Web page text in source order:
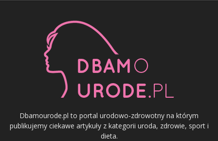
Dbamourode.pl to portal urodowo-zdrowotny na którym
publikujemy ciekawe artykuły z kategorii uroda, zdrowie, sport i
dieta.